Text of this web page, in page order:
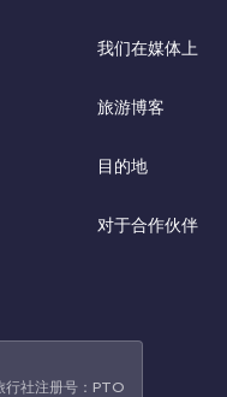
我们在媒体上
旅游博客
目的地
对于合作伙伴
行社注册号：РТО